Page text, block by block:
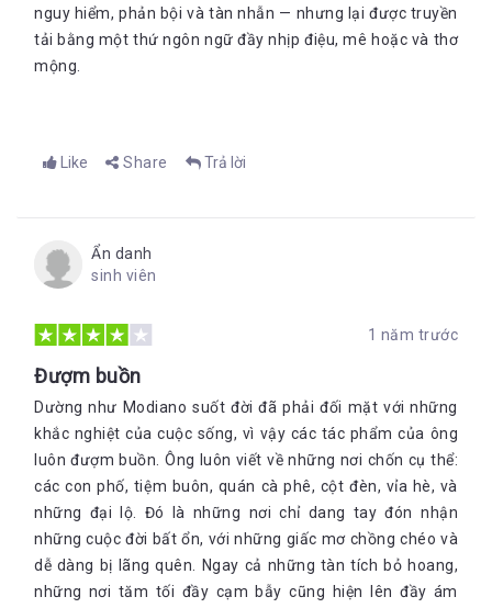
nguy hiểm, phản bội và tàn nhẫn — nhưng lại được truyền
tải bằng một thứ ngôn ngữ đầy nhịp điệu, mê hoặc và thơ
mộng.
Like Share Trả lời
Ẩn danh
sinh viên
1 năm trước
Đượm buồn
Dường như Modiano suốt đời đã phải đối mặt với những
khắc nghiệt của cuộc sống, vì vậy các tác phẩm của ông
luôn đượm buồn. Ông luôn viết về những nơi chốn cụ thể:
các con phố, tiệm buôn, quán cà phê, cột đèn, vỉa hè, và
những đại lộ. Đó là những nơi chỉ dang tay đón nhận
những cuộc đời bất ổn, với những giấc mơ chồng chéo và
dễ dàng bị lãng quên. Ngay cả những tàn tích bỏ hoang,
những nơi tăm tối đầy cạm bẫy cũng hiện lên đầy ám